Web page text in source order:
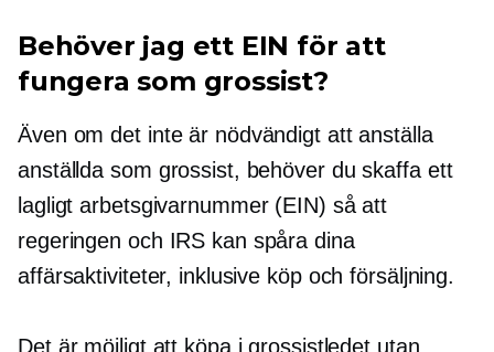
Behöver jag ett EIN för att
fungera som grossist?
Även om det inte är nödvändigt att anställa
anställda som grossist, behöver du skaffa ett
lagligt arbetsgivarnummer (EIN) så att
regeringen och IRS kan spåra dina
affärsaktiviteter, inklusive köp och försäljning.
Det är möjligt att köpa i grossistledet utan